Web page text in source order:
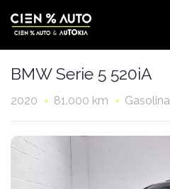
BMW Serie 5 520iA
2020 81.000 km Gasolina